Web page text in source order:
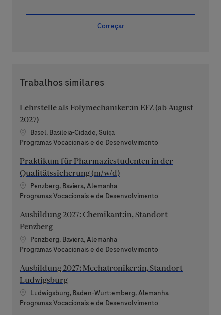
Começar
Trabalhos similares
Lehrstelle als Polymechaniker:in EFZ (ab August
2027)
Localização
Basel, Basileia-Cidade, Suíça
Categoria
Programas Vocacionais e de Desenvolvimento
Praktikum für Pharmaziestudenten in der
Qualitätssicherung (m/w/d)
Localização
Penzberg, Baviera, Alemanha
Categoria
Programas Vocacionais e de Desenvolvimento
Ausbildung 2027: Chemikant:in, Standort
Penzberg
Localização
Penzberg, Baviera, Alemanha
Categoria
Programas Vocacionais e de Desenvolvimento
Ausbildung 2027: Mechatroniker:in, Standort
Ludwigsburg
Localização
Ludwigsburg, Baden-Wurttemberg, Alemanha
Categoria
Programas Vocacionais e de Desenvolvimento